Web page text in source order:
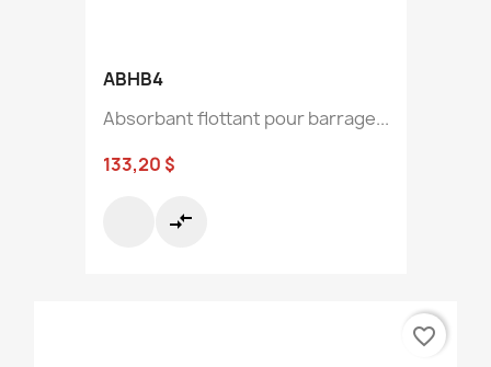
ABHB4
Absorbant flottant pour barrage...
133,20 $
compare_arrows
favorite_border